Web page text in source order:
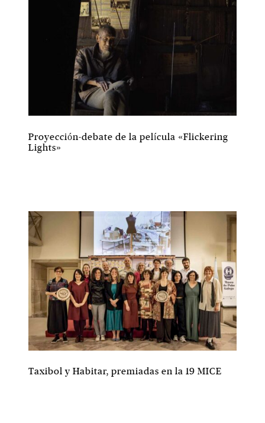
Proyección-debate de la película «Flickering
Lights»
Taxibol y Habitar, premiadas en la 19 MICE